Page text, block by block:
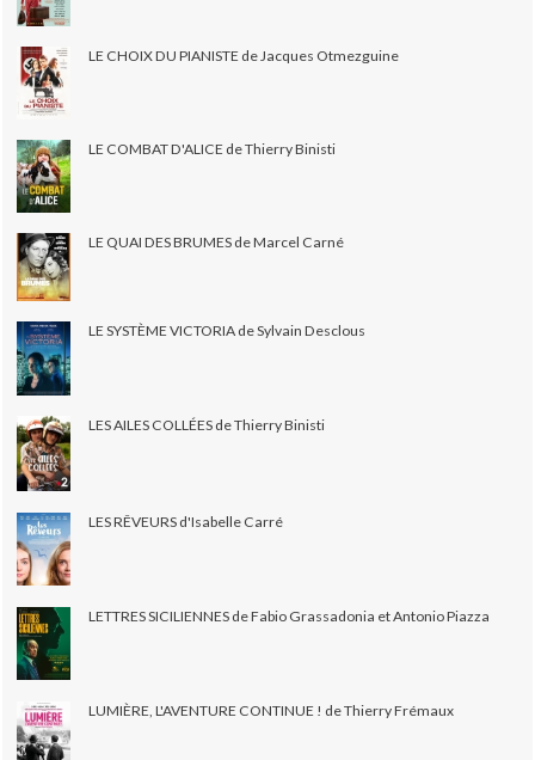
LE CHOIX DU PIANISTE de Jacques Otmezguine
LE COMBAT D'ALICE de Thierry Binisti
LE QUAI DES BRUMES de Marcel Carné
LE SYSTÈME VICTORIA de Sylvain Desclous
LES AILES COLLÉES de Thierry Binisti
LES RÊVEURS d'Isabelle Carré
LETTRES SICILIENNES de Fabio Grassadonia et Antonio Piazza
LUMIÈRE, L'AVENTURE CONTINUE ! de Thierry Frémaux